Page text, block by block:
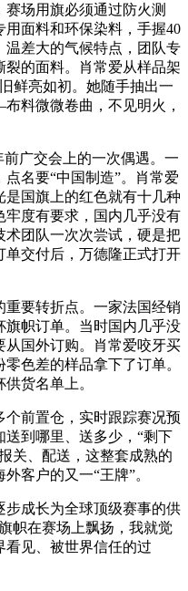
场用旗必须通过防火测
面料和环保染料，手握40
差大的气候特点，团队专
的面料。肖常爱从样品架
鲜亮如初。她随手抽出一
料微微卷曲，不见明火，
广交会上的一次偶遇。一
名要“中国制造”。肖常爱
国旗上的红色就有十几种
度有要求，国内几乎没有
团队一次次尝试，硬是把
交付后，万德隆正式打开
要转折点。一家法国经销
帜订单。当时国内几乎没
从国外订购。肖常爱咬牙买
色差的样品拿下了订单。
货名单上。
前置仓，实时跟踪赛况预
到哪里、送多少，“剩下
关、配送，这整套成熟的
客户的又一“王牌”。
成长为全球顶级赛事的供
帜在赛场上飘扬，我就觉
看见、被世界信任的过